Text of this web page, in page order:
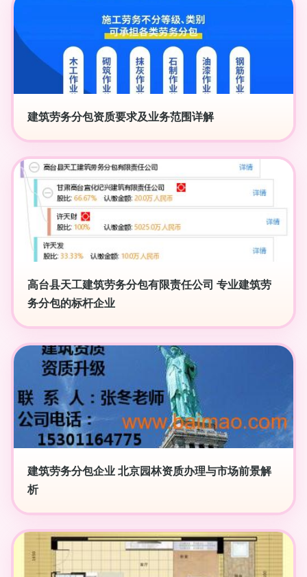
建筑劳务分包资质要求及业务范围详解
高台县天工建筑劳务分包有限责任公司 专业建筑劳
务分包的标杆企业
建筑劳务分包企业 北京园林资质办理与市场前景解
析